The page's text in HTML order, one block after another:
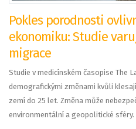
Pokles porodnosti
ekonomiku: Studie
migrace
Studie v medicínském časopise The
demografickými změnami kvůli
zemí do 25 let. Změna může
environmentální a geopolitické sféry.